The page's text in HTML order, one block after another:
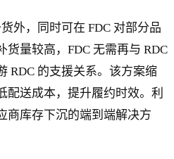
外，同时可在 FDC 对部分品
货量较高，FDC 无需再与 RDC
RDC 的支援关系。该方案缩
配送成本，提升履约时效。利
商库存下沉的端到端解决方